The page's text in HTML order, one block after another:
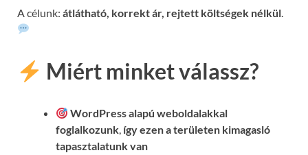
A célunk: átlátható, korrekt ár, rejtett költségek nélkül
Miért minket válassz?
WordPress alapú weboldalakkal
foglalkozunk, így ezen a területen kimagasló
tapasztalatunk van